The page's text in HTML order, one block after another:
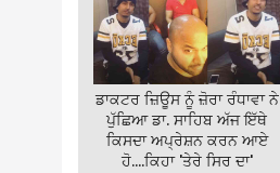
ਡਾਕਟਰ ਜ਼ਿਊਸ ਨੂੰ ਜ਼ੋਰਾ ਰੰਧਾਵਾ ਨੇ
ਪੁੱਛਿਆ ਡਾ. ਸਾਹਿਬ ਅੱਜ ਇੱਥੇ
ਕਿਸਦਾ ਅਪ੍ਰੇਸ਼ਨ ਕਰਨ ਆਏ
ਹੋ….ਕਿਹਾ 'ਤੇਰੇ ਸਿਰ ਦਾ'